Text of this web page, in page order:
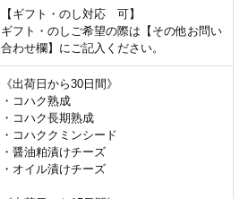
【ギフト・のし対応 可】
ギフト・のしご希望の際は【その他お問い
合わせ欄】にご記入ください。
《出荷日から30日間》
・コハク熟成
・コハク長期熟成
・コハククミンシード
・醤油粕漬けチーズ
・オイル漬けチーズ